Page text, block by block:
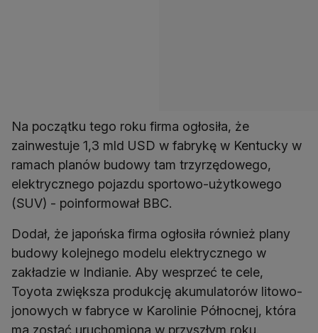
Na początku tego roku firma ogłosiła, że
zainwestuje 1,3 mld USD w fabrykę w Kentucky w
ramach planów budowy tam trzyrzędowego,
elektrycznego pojazdu sportowo-użytkowego
(SUV) - poinformował BBC.
Dodał, że japońska firma ogłosiła również plany
budowy kolejnego modelu elektrycznego w
zakładzie w Indianie. Aby wesprzeć te cele,
Toyota zwiększa produkcję akumulatorów litowo-
jonowych w fabryce w Karolinie Północnej, która
ma zostać uruchomiona w przyszłym roku.